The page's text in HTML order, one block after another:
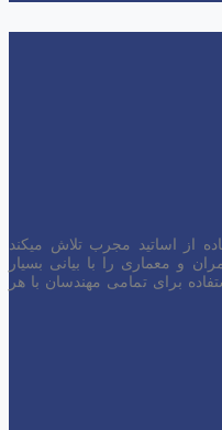
از اساتید مجرب تلاش میکند
و معماری را با بیانی بسیار
برای تمامی مهندسان با هر